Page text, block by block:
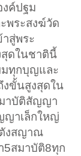
งค์ปฐม
พระสงฆ์วัด
สู่พระ
ดในชาตินี้
ทุกบุญและ
ขั้นสูงสุดใน
าบัติสัญญา
ญาเล็กใหญ่
งสญาณ
สมาบัติ8ทุก